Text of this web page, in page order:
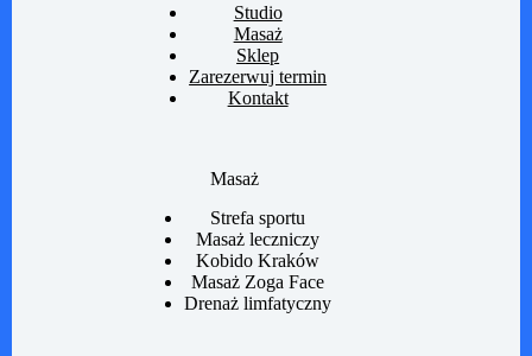
Studio
Masaż
Sklep
Zarezerwuj termin
Kontakt
Masaż
Strefa sportu
Masaż leczniczy
Kobido Kraków
Masaż Zoga Face
Drenaż limfatyczny